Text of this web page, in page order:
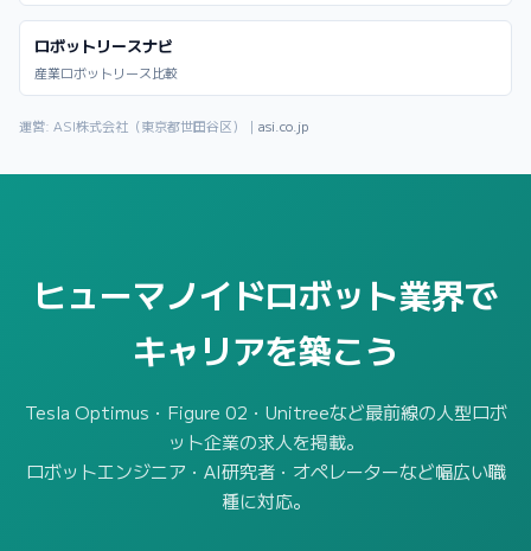
ロボットリースナビ
産業ロボットリース比較
運営: ASI株式会社（東京都世田谷区）｜ asi.co.jp
ヒューマノイドロボット業界で
キャリアを築こう
Tesla Optimus・Figure 02・Unitreeなど最前線の人型ロボ
ット企業の求人を掲載。
ロボットエンジニア・AI研究者・オペレーターなど幅広い職
種に対応。